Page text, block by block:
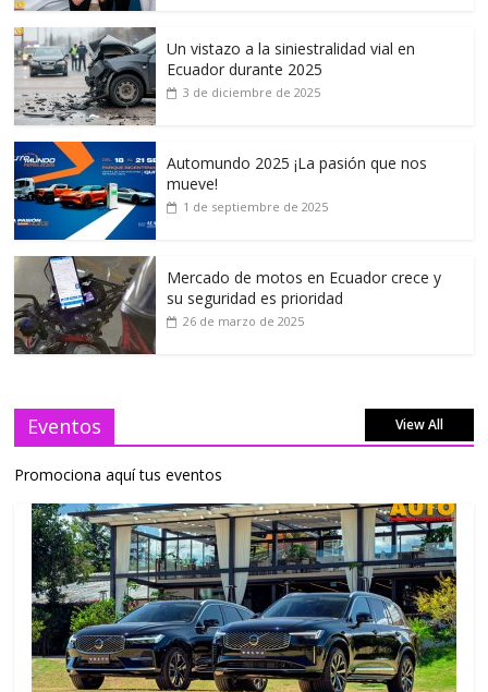
Un vistazo a la siniestralidad vial en
Ecuador durante 2025
3 de diciembre de 2025
Automundo 2025 ¡La pasión que nos
mueve!
1 de septiembre de 2025
Mercado de motos en Ecuador crece y
su seguridad es prioridad
26 de marzo de 2025
Eventos View All
Promociona aquí tus eventos